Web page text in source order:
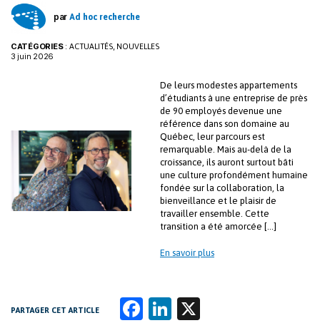
par Ad hoc recherche
CATÉGORIES: ACTUALITÉS, NOUVELLES
3 juin 2026
De leurs modestes appartements
d’étudiants à une entreprise de près
de 90 employés devenue une
référence dans son domaine au
Québec, leur parcours est
remarquable. Mais au-delà de la
croissance, ils auront surtout bâti
une culture profondément humaine
fondée sur la collaboration, la
bienveillance et le plaisir de
travailler ensemble. Cette
transition a été amorcée […]
En savoir plus
PARTAGER CET ARTICLE
Fa Li